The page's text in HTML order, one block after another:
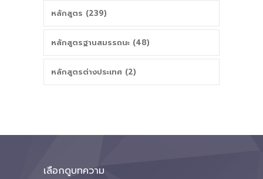
หลักสูตร (239)
หลักสูตรฐานสมรรถนะ (48)
หลักสูตรต่างประเทศ (2)
เลือกดูบทความ